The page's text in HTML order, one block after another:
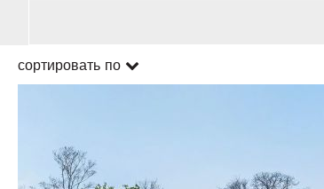
сортировать по